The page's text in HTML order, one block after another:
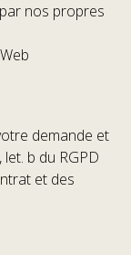
nos propres
demande et
b du RGPD
et des